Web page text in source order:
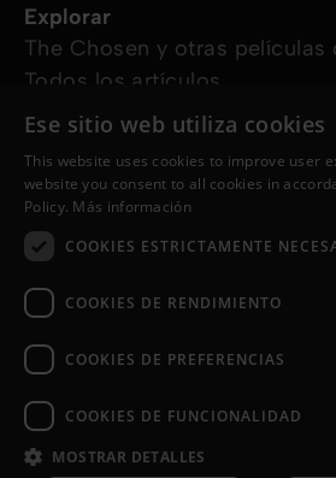
Explorar
The Chosen y otras películas
Todos los artículos
Cursos online
¿Cómo podemos ayudarte?
Devocional diario
Necesito oración
Síguenos en
Ese sitio web utiliza cookies
This website uses cookies to improve user
website you consent to all cookies in
Policy. Más información
COOKIES ESTRICTAMENTE
COOKIES DE RENDIMIENTO
COOKIES DE PREFERENCIAS
COOKIES DE FUNCIONALIDAD
MOSTRAR DETALLES